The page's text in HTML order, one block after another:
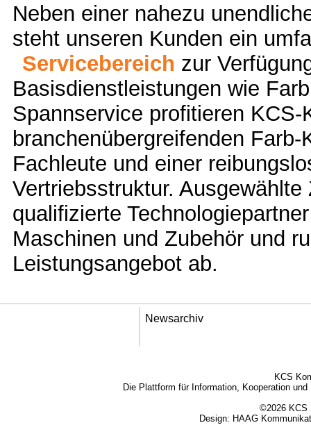
Neben einer nahezu
steht unseren Kunden ein
Servicebereich zur
Basisdienstleistungen wie
Spannservice profitieren
branchenübergreifenden
Fachleute und einer
Vertriebsstruktur. Ausgewählte
qualifizierte
Maschinen und Zubehör und
Leistungsangebot ab.
Newsarchiv
KCS
Die Plattform für Information, Kooperation
©2026 KCS
Design: HAAG